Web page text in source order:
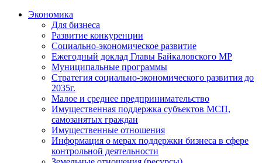
Экономика
Для бизнеса
Развитие конкуренции
Социально-экономическое развитие
Ежегодный доклад Главы Байкаловского МР
Муниципальные программы
Стратегия социально-экономического развития до
2035г.
Малое и среднее предпринимательство
Имущественная поддержка субъектов МСП,
самозанятых граждан
Имущественные отношения
Информация о мерах поддержки бизнеса в сфере
контрольной деятельности